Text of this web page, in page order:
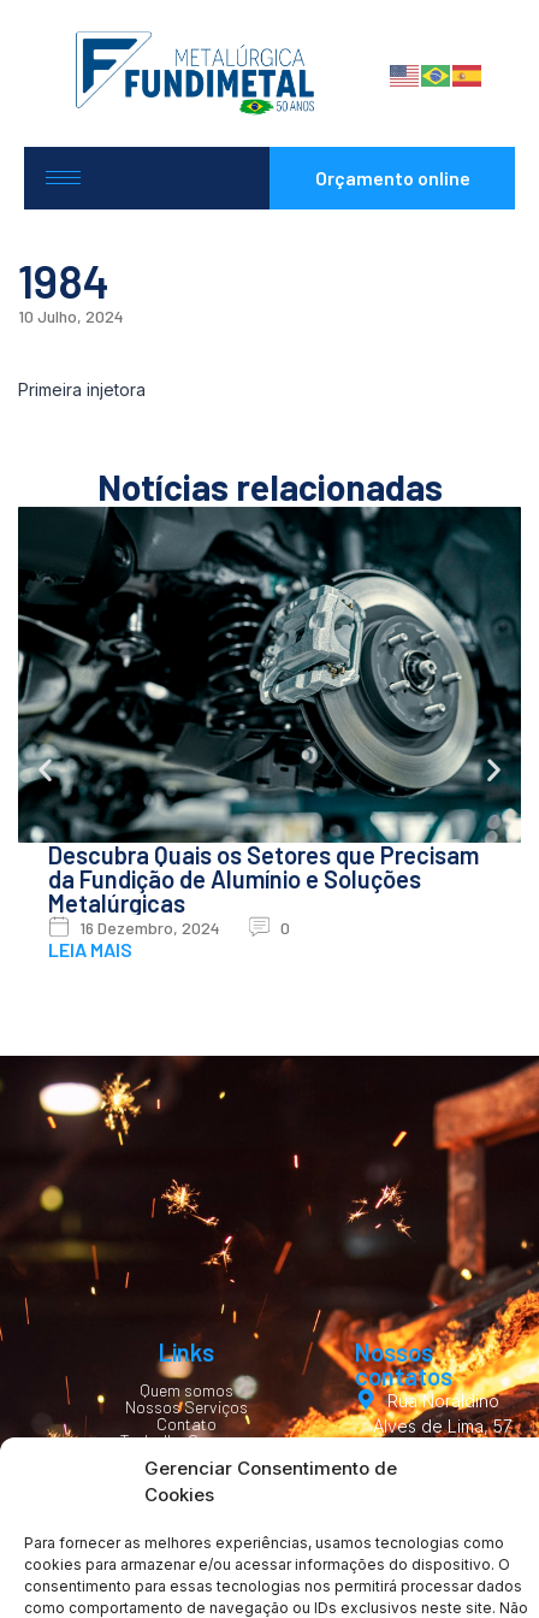
Gerenciar Consentimento de
Cookies
Para fornecer as melhores experiências, usamos tecnologias como
cookies para armazenar e/ou acessar informações do dispositivo. O
consentimento para essas tecnologias nos permitirá processar dados
como comportamento de navegação ou IDs exclusivos neste site. Não
Orçamento online
1984
10 Julho, 2024
Primeira injetora
Notícias relacionadas
Descubra Quais os Setores que Precisam
da Fundição de Alumínio e Soluções
Metalúrgicas
16 Dezembro, 2024 0
LEIA MAIS
Links
Quem somos
Nossos Serviços
Contato
Trabalhe Conosco
Nossos
contatos
Rua Noraldino
Alves de Lima, 57
Guarulhos – SP,
(11) 2480-0525